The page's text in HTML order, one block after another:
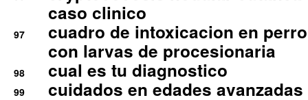
caso clinico
97
cuadro de intoxicacion en
con larvas de procesionaria
98 cual es tu diagnostico
99
cuidados en edades